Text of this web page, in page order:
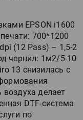
EPSON i1600
700*1200
(12 Pass) – 1,5-2
чернил: 1м2/5-10
13 снизилась с
воздуха делает
DTF-система
по